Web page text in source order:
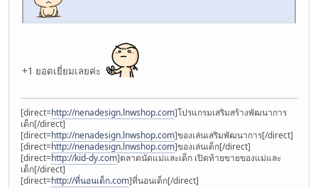
+1 ยอดเยี่ยมเลยค่ะ
[direct=http://nenadesign.lnwshop.com]โปรแกรมเสริมสร้างพัฒนาการ
เด็ก[/direct]
[direct=http://nenadesign.lnwshop.com]ของเล่นเสริมพัฒนาการ[/direct]
[direct=http://nenadesign.lnwshop.com]ของเล่นเด็ก[/direct]
[direct=http://kid-dy.com]ตลาดนัดแม่และเด็ก เปิดท้ายขายของแม่และ
เด็ก[/direct]
[direct=http://ที่นอนเด็ก.com]ที่นอนเด็ก[/direct]